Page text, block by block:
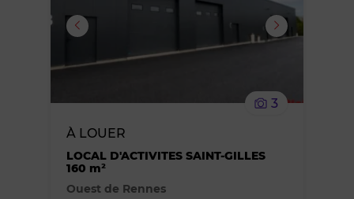
ou
3
À LOUER
LOCAL D'ACTIVITES SAINT-GILLES
160 m²
Ouest de Rennes